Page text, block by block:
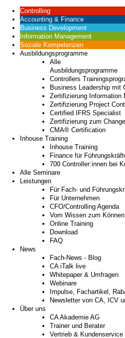
Controlling
Accounting & Finance
Business Development
Information Management
Soziale Kompetenzen
Ausbildungsprogramme
Alle
Ausbildungsprogramme
Controllers
Business Leadership mit
Zertifizierung Information
Zertifizierung Project
Certified IFRS Specialist
Zertifizierung zum
CMA® Certification
Inhouse Training
Inhouse Training
Finance für
700 Controller:innen bei
Alle Seminare
Leistungen
Für Fach- und
Für Unternehmen
CFO/Controlling Agenda
Vom Wissen zum Können
Online Training
Download
FAQ
News
Fach-News - Blog
CA iTalk live
Whitepaper & Umfragen
Webinare
Impulse, Fachartikel,
Newsletter von CA, ICV
Über uns
CA Akademie AG
Trainer und Berater
Vertrieb & Kundenservice